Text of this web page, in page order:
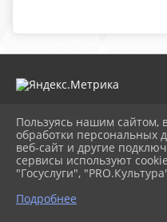
2026 г. krasnour-cbs.ru
Вход
Карта сайта
Политика обработки
Сделано на KubCMS
Пользуясь нашим сайтом,
обработки персональных
веб-сайт и другие
сервисы используют
"Госуслуги",
Подробнее